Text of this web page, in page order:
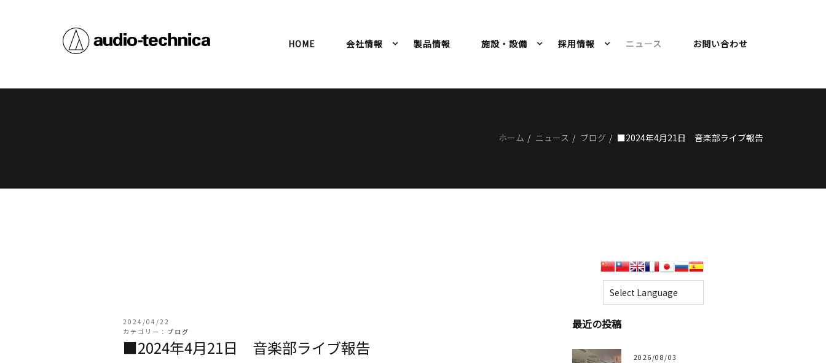
HOME 会社情報 製品情報 施設・設備 採用情報 ニュース お問い合わせ
ホーム ニュース ブログ ■2024年4月21日 音楽部ライブ報告
2024/04/22
カテゴリー： ブログ
■2024年4月21日 音楽部ライブ報告
最近の投稿
2026/08/03